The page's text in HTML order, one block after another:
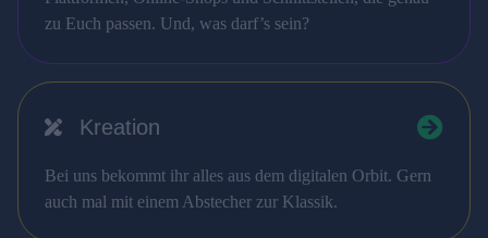
zu Euch passen. Und, was darf’s sein?
Kreation
Bei uns bekommt ihr alles aus dem digitalen Orbit. Gern
auch mal mit einem Abstecher zur Klassik.